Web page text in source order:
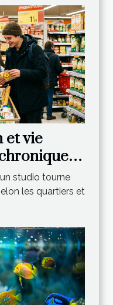
et vie
studio tourne
les quartiers et